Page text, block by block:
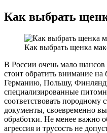
Как выбрать
Как выбрать щенка
В России очень мало
стоит обратить внимание
Германию, Польшу,
специализированные
соответствовать породному
документы, своевременно
обработки. Не менее важно
агрессия и трусость не